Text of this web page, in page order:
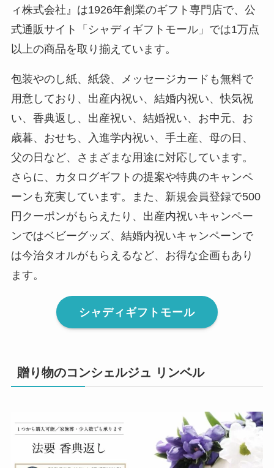
ィ株式会社』は1926年創業のギフト専門店で、公
式通販サイト「シャディギフトモール」では1万点
以上の商品を取り揃えています。
包装やのし紙、紙袋、メッセージカードも無料で
用意しており、出産内祝い、結婚内祝い、快気祝
い、香典返し、出産祝い、結婚祝い、お中元、お
歳暮、おせち、入進学内祝い、手土産、母の日、
父の日など、さまざまな用途に対応しています。
さらに、カタログギフトの提案や特典のキャンペ
ーンも充実しています。また、新規会員登録で500
円クーポンがもらえたり、出産内祝いキャンペー
ンではベビーグッズ、結婚内祝いキャンペーンで
は今治タオルがもらえるなど、お得な企画もあり
ます。
シャディギフトモール
贈り物のコンシェルジュ リンベル